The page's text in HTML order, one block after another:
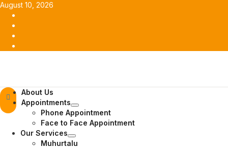
Skip
content
August 10, 2026
Primary
Menu
About Us
Appointments
Phone Appointment
Face to Face Appointment
Our Services
Muhurtalu